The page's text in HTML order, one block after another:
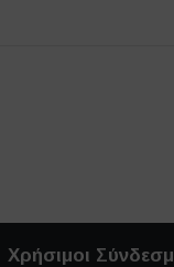
Χρήσιμοι